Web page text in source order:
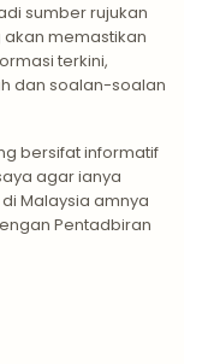
sumber rujukan
akan memastikan
terkini,
dan soalan-soalan
bersifat informatif
agar ianya
Malaysia amnya
Pentadbiran